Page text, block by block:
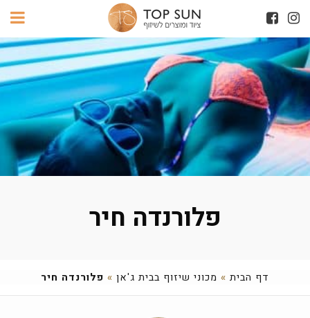
פלורנדה חיר
דף הבית » מכוני שיזוף בבית ג'אן » פלורנדה חיר